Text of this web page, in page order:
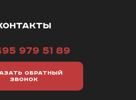
979 51 89
ОБРАТНЫЙ
ЗВОНОК